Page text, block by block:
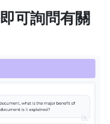
可詢問有關